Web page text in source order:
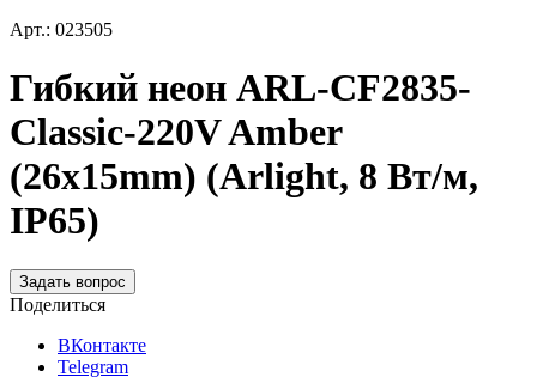
Арт.: 023505
Гибкий неон ARL-CF2835-
Classic-220V Amber
(26x15mm) (Arlight, 8 Вт/м,
IP65)
Задать вопрос
Поделиться
ВКонтакте
Telegram